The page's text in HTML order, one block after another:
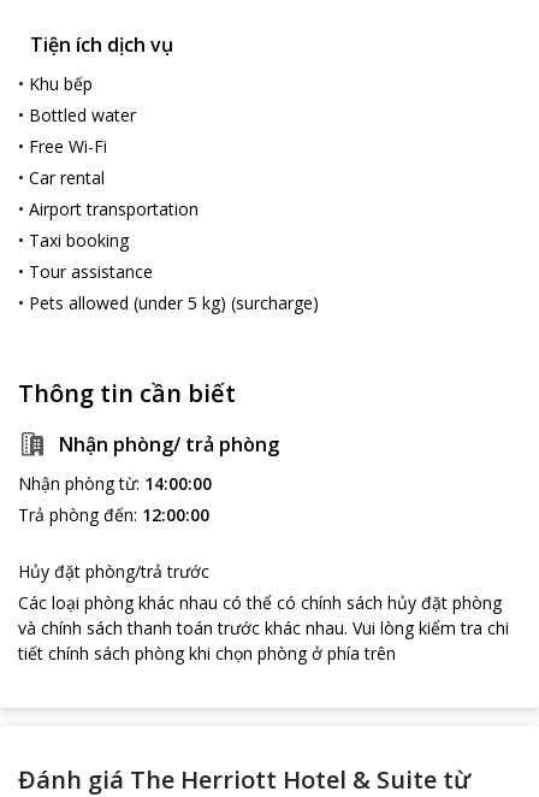
Tiện ích dịch vụ
• Khu bếp
• Bottled water
• Free Wi-Fi
• Car rental
• Airport transportation
• Taxi booking
• Tour assistance
• Pets allowed (under 5 kg) (surcharge)
Thông tin cần biết
Nhận phòng/ trả phòng
Nhận phòng từ: 14:00:00
Trả phòng đến: 12:00:00
Hủy đặt phòng/trả trước
Các loại phòng khác nhau có thể có chính sách hủy đặt phòng
và chính sách thanh toán trước khác nhau. Vui lòng kiểm tra chi
tiết chính sách phòng khi chọn phòng ở phía trên
Đánh giá The Herriott Hotel & Suite từ